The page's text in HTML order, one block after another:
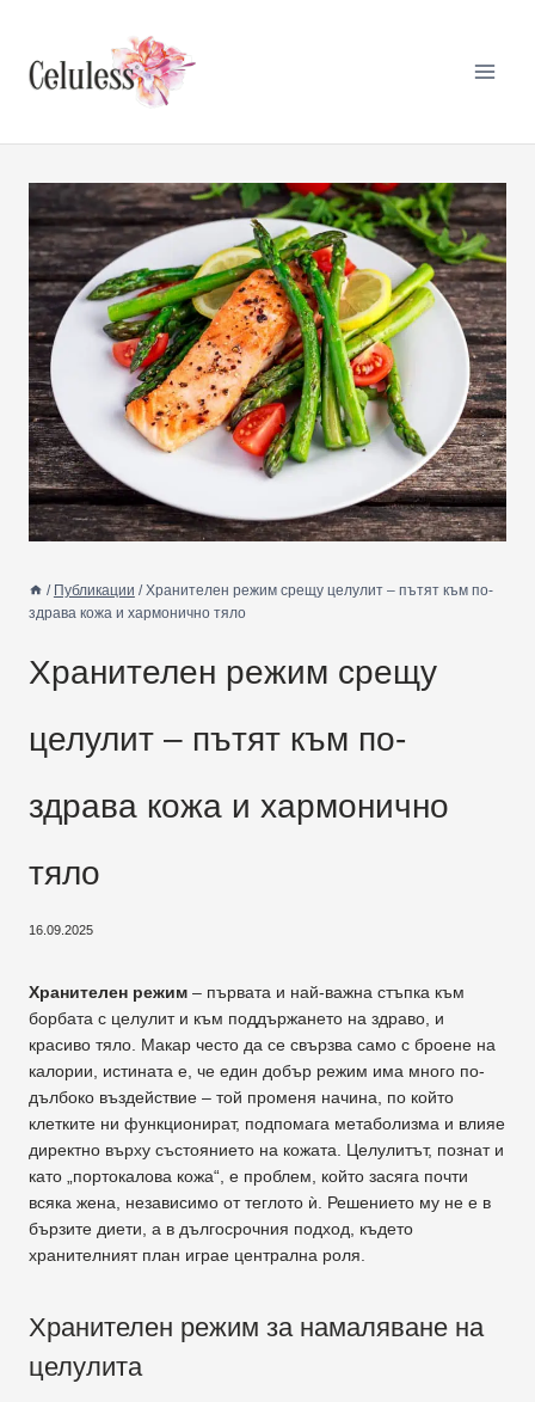
/ Публикации / Хранителен режим срещу целулит – пътят към по-
здрава кожа и хармонично тяло
Хранителен режим срещу
целулит – пътят към по-
здрава кожа и хармонично
тяло
16.09.2025
Хранителен режим – първата и най-важна стъпка към
борбата с целулит и към поддържането на здраво, и
красиво тяло. Макар често да се свързва само с броене на
калории, истината е, че един добър режим има много по-
дълбоко въздействие – той променя начина, по който
клетките ни функционират, подпомага метаболизма и влияе
директно върху състоянието на кожата. Целулитът, познат и
като „портокалова кожа“, е проблем, който засяга почти
всяка жена, независимо от теглото ѝ. Решението му не е в
бързите диети, а в дългосрочния подход, където
хранителният план играе централна роля.
Хранителен режим за намаляване на
целулита